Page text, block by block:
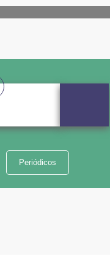
Periódicos